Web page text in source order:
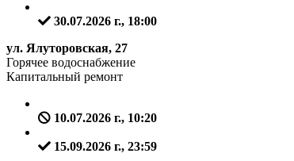
30.07.2026 г., 18:00
ул. Ялуторовская, 27
Горячее водоснабжение
Капитальный ремонт
10.07.2026 г., 10:20
15.09.2026 г., 23:59